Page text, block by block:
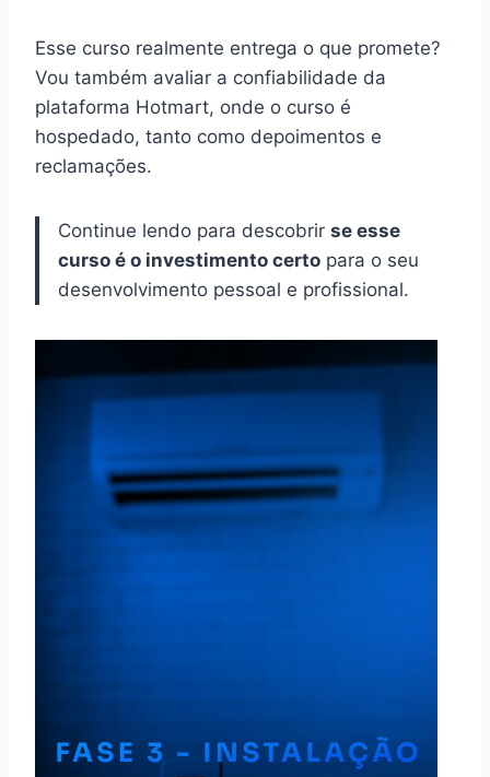
Esse curso realmente entrega o que promete?
Vou também avaliar a confiabilidade da
plataforma Hotmart, onde o curso é
hospedado, tanto como depoimentos e
reclamações.
Continue lendo para descobrir se esse
curso é o investimento certo para o seu
desenvolvimento pessoal e profissional.